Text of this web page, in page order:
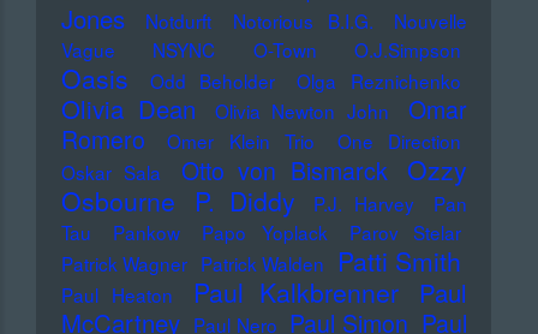
Jones
Notdurft Notorious B.I.G.
Nouvelle
Vague
NSYNC O-Town O.J.Simpson
Oasis Odd Beholder Olga Reznichenko
Olivia Dean Olivia Newton John
Omar
Romero
Omer Klein Trio
One Direction
Oskar Sala
Otto von Bismarck Ozzy
Osbourne
P. Diddy P.J. Harvey
Pan
Tau
Pankow Papo Yoplack
Parov Stelar
Patrick Wagner Patrick Walden Patti Smith
Paul Heaton Paul Kalkbrenner
Paul
McCartney Paul Nero Paul Simon Paul